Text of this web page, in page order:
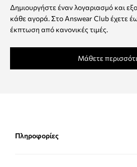
Δημιουργήστε έναν λογαριασμό και
κάθε αγορά. Στο Answear Club έχετε
έκπτωση από κανονικές τιμές.
Μάθετε
Πληροφορίες